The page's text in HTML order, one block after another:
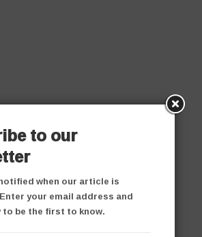
to our
when our article is
your email address and
to be the first to know.